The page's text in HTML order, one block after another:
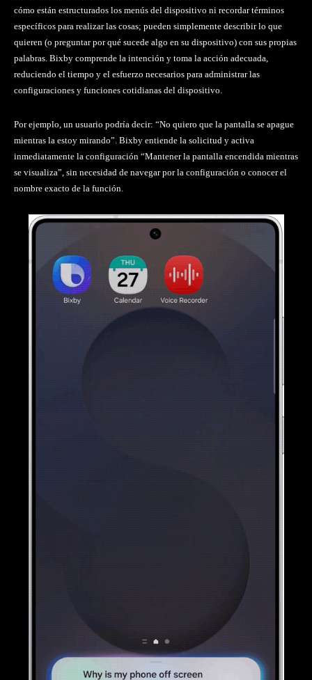
cómo están estructurados los menús del dispositivo ni recordar términos
específicos para realizar las cosas; pueden simplemente describir lo que
quieren (o preguntar por qué sucede algo en su dispositivo) con sus propias
palabras. Bixby comprende la intención y toma la acción adecuada,
reduciendo el tiempo y el esfuerzo necesarios para administrar las
configuraciones y funciones cotidianas del dispositivo.
Por ejemplo, un usuario podría decir: “No quiero que la pantalla se apague
mientras la estoy mirando”. Bixby entiende la solicitud y activa
inmediatamente la configuración “Mantener la pantalla encendida mientras
se visualiza”, sin necesidad de navegar por la configuración o conocer el
nombre exacto de la función.